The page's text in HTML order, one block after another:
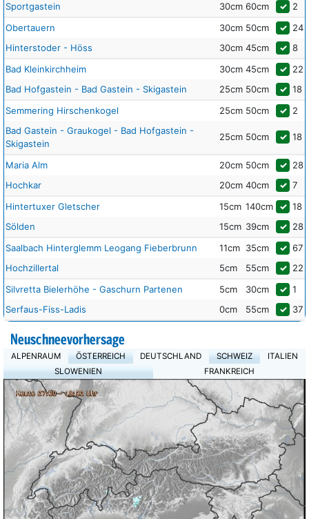
Sportgastein
30cm 60cm ✓ 2
Obertauern
30cm 50cm ✓ 24
Hinterstoder - Höss
30cm 45cm ✓ 8
Bad Kleinkirchheim
30cm 45cm ✓ 22
Bad Hofgastein - Bad Gastein - Skigastein
25cm 50cm ✓ 18
Semmering Hirschenkogel
25cm 50cm ✓ 2
Bad Gastein - Graukogel - Bad Hofgastein -
Skigastein
25cm 50cm ✓ 18
Maria Alm 20cm 50cm ✓ 28
Hochkar
20cm 40cm ✓ 7
Hintertuxer Gletscher
15cm 140cm ✓ 18
Sölden
15cm 39cm ✓ 28
Saalbach Hinterglemm Leogang Fieberbrunn
11cm 35cm ✓ 67
Hochzillertal
5cm 55cm ✓ 22
Silvretta Bielerhöhe - Gaschurn Partenen
5cm 30cm ✓ 1
Serfaus-Fiss-Ladis
0cm 55cm ✓ 37
Neuschneevorhersage
ALPENRAUM ÖSTERREICH DEUTSCHLAND SCHWEIZ
ITALIEN
SLOWENIEN
FRANKREICH